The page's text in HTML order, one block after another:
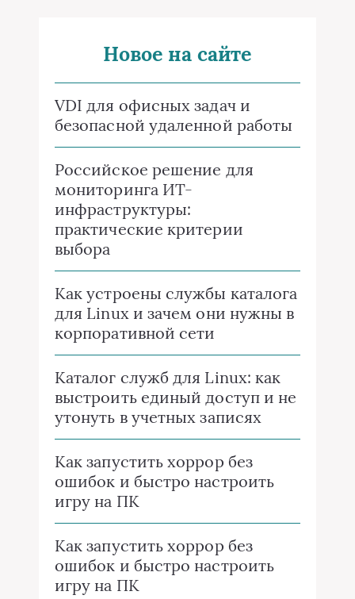
Новое на сайте
VDI для офисных задач и
безопасной удаленной работы
Российское решение для
мониторинга ИТ-
инфраструктуры:
практические критерии
выбора
Как устроены службы каталога
для Linux и зачем они нужны в
корпоративной сети
Каталог служб для Linux: как
выстроить единый доступ и не
утонуть в учетных записях
Как запустить хоррор без
ошибок и быстро настроить
игру на ПК
Как запустить хоррор без
ошибок и быстро настроить
игру на ПК